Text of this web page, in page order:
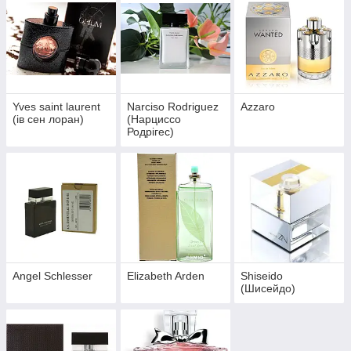
Yves saint laurent
(ів сен лоран)
Narciso Rodriguez
(Нарциссо
Родрігес)
Azzaro
Angel Schlesser Elizabeth Arden
Shiseido
(Шисейдо)